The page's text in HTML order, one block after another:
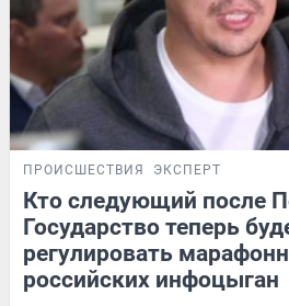
ПРОИСШЕСТВИЯ ЭКСПЕРТ
Кто следующий после
Государство теперь
регулировать
российских инфоцыган